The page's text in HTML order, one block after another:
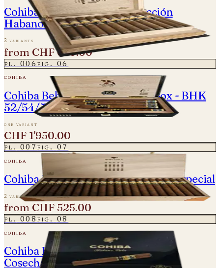
Cohiba 55 Aniversario - Colección
Habanos Edición 2021 - Ideales
2 variants
from CHF 650.00
pl. 006fig. 06
cohiba
Cohiba Behike 15 Aniversario Box - BHK
52/54/56/58
one variant
CHF 1'950.00
pl. 007fig. 07
cohiba
Cohiba Behike Humidor - Edición Especial
2 variants
from CHF 525.00
pl. 008fig. 08
cohiba
Cohiba Esplendidos Gran Reserva -
Cosecha 2017